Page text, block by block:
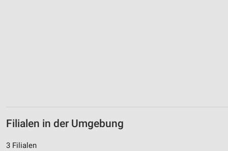
Filialen in der Umgebung
3 Filialen